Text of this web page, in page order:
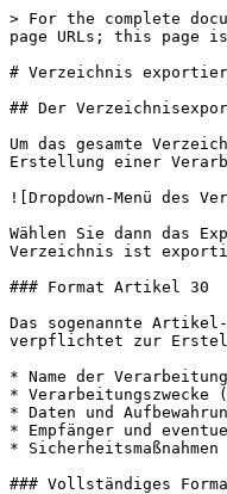
> For the complete
page URLs; this
# Verzeichnis
## Der
Um das gesamte
Erstellung einer
![Dropdown-Menü des
Wählen Sie dann das
Verzeichnis ist
### Format Artikel 30
Das sogenannte
verpflichtet zur
* Name der Verarbeitung
* Verarbeitungszwecke
* Daten und
* Empfänger und
* Sicherheitsmaßnahmen
### Vollständiges